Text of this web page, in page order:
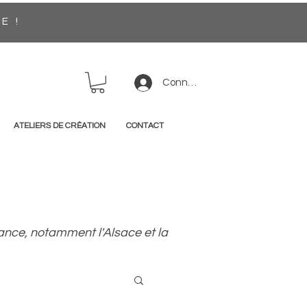
!
Connexion
ATELIERS DE CRÈATION CONTACT
notamment l'Alsace et la